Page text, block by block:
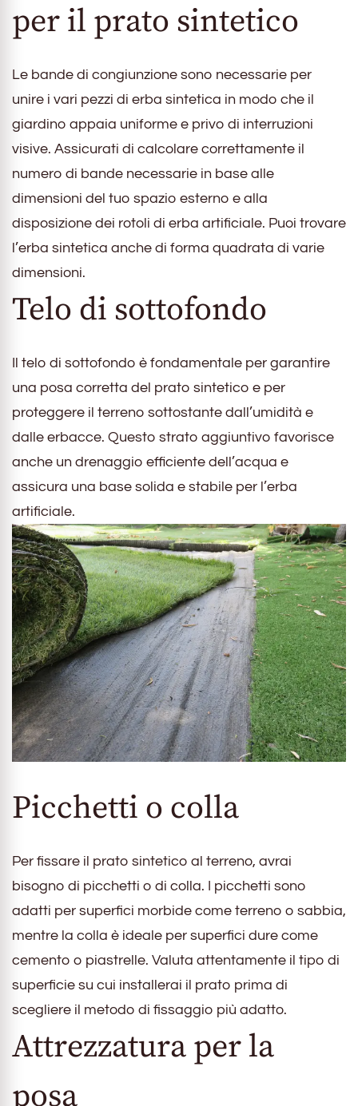
per il prato sintetico
Le bande di congiunzione sono necessarie per
unire i vari pezzi di erba sintetica in modo che il
giardino appaia uniforme e privo di interruzioni
visive. Assicurati di calcolare correttamente il
numero di bande necessarie in base alle
dimensioni del tuo spazio esterno e alla
disposizione dei rotoli di erba artificiale. Puoi trovare
l’erba sintetica anche di forma quadrata di varie
dimensioni.
Telo di sottofondo
Il telo di sottofondo è fondamentale per garantire
una posa corretta del prato sintetico e per
proteggere il terreno sottostante dall’umidità e
dalle erbacce. Questo strato aggiuntivo favorisce
anche un drenaggio efficiente dell’acqua e
assicura una base solida e stabile per l’erba
artificiale.
Picchetti o colla
Per fissare il prato sintetico al terreno, avrai
bisogno di picchetti o di colla. I picchetti sono
adatti per superfici morbide come terreno o sabbia,
mentre la colla è ideale per superfici dure come
cemento o piastrelle. Valuta attentamente il tipo di
superficie su cui installerai il prato prima di
scegliere il metodo di fissaggio più adatto.
Attrezzatura per la
posa